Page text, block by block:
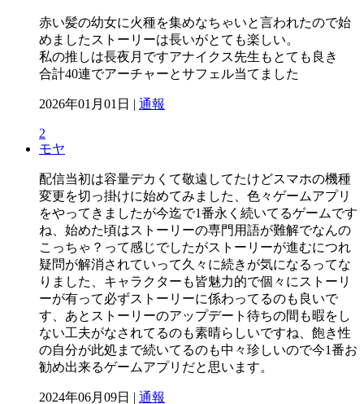
赤い髪の幼女に火種を集めなちゃいと言われたので始
めましたストーリーは長いがとても楽しい。
私の推しは長夜月ですアナイクス先生もとても良き
合計40連でアーチャーとサフェル当てました
2026年01月01日 | 通報
2
モヤ
配信当初は容量デカくて敬遠してたけどスマホの機種
変更を切っ掛けに始めてみました、色々ゲームアプリ
をやってきましたが今迄で1番永く続いてるゲームです
ね、始めた頃はストーリーの専門用語が難解でなんの
こっちゃ？って感じでしたがストーリーが進むにつれ
疑問が解消されていって久々に続きが気になるってな
りました、キャラクターも皆魅力的で個々にストーリ
ーが有って必ずストーリーに係わってるのも良いで
す、あとストーリーのアップデート待ちの間も暇をし
ない工夫がなされてるのも素晴らしいですね、飽き性
の自分が此処まで続いてるのも中々珍しいので今1番お
勧め出来るゲームアプリだと思います。
2024年06月09日 | 通報